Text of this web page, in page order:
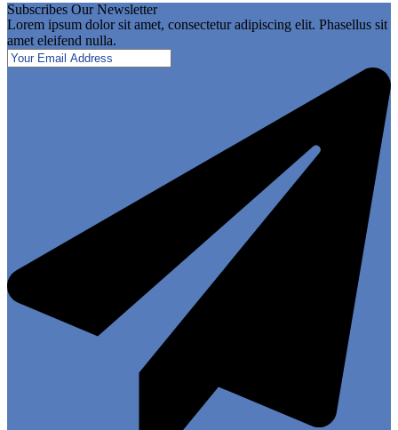
Subscribes Our Newsletter
Lorem ipsum dolor sit amet, consectetur adipiscing elit. Phasellus sit
amet eleifend nulla.